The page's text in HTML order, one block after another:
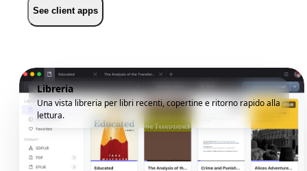
See client apps
Libreria
Una vista libreria per libri recenti, copertine e ritorno rapido alla
lettura.